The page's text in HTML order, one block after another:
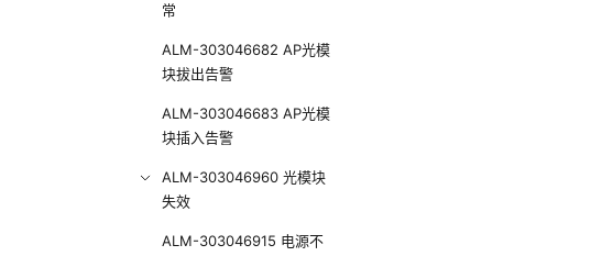
常
ALM-303046682 AP光模
块拔出告警
ALM-303046683 AP光模
块插入告警
ALM-303046960 光模块
失效
ALM-303046915 电源不